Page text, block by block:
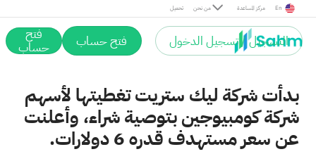
تحميل من نحن مركز المساعدة En
التسجيل / تسجيل الدخول فتح حساب فتح
حساب
بدأت شركة ليك ستريت تغطيتها لأسهم
شركة كومبيوجين بتوصية شراء، وأعلنت
عن سعر مستهدف قدره 6 دولارات.